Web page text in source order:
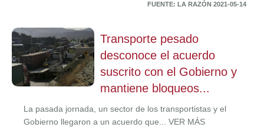
FUENTE: LA RAZÓN 2021-05-14
Transporte pesado
desconoce el acuerdo
suscrito con el Gobierno y
mantiene bloqueos...
La pasada jornada, un sector de los transportistas y el
Gobierno llegaron a un acuerdo que... VER MÁS